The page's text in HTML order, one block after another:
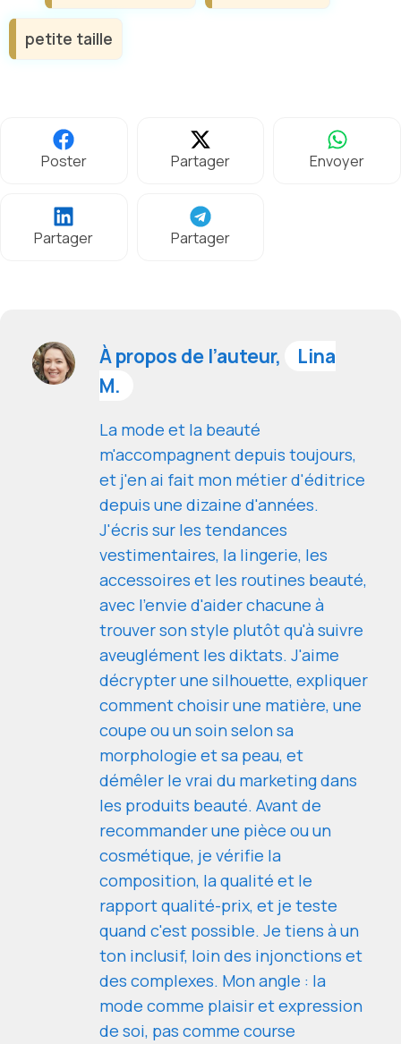
petite taille
Poster Partager Envoyer
Partager Partager
À propos de l’auteur,
Lina
M.
La mode et la beauté
m'accompagnent depuis toujours,
et j'en ai fait mon métier d'éditrice
depuis une dizaine d'années.
J'écris sur les tendances
vestimentaires, la lingerie, les
accessoires et les routines beauté,
avec l'envie d'aider chacune à
trouver son style plutôt qu'à suivre
aveuglément les diktats. J'aime
décrypter une silhouette, expliquer
comment choisir une matière, une
coupe ou un soin selon sa
morphologie et sa peau, et
démêler le vrai du marketing dans
les produits beauté. Avant de
recommander une pièce ou un
cosmétique, je vérifie la
composition, la qualité et le
rapport qualité-prix, et je teste
quand c'est possible. Je tiens à un
ton inclusif, loin des injonctions et
des complexes. Mon angle : la
mode comme plaisir et expression
de soi, pas comme course